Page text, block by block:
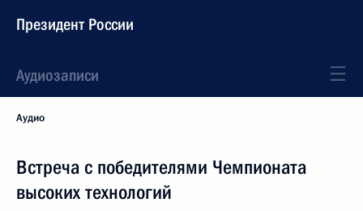
Президент России
Аудиозаписи
Аудио
Встреча с победителями Чемпионата
высоких технологий